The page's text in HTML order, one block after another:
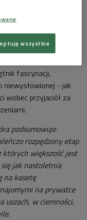
i odwagą
album to
fascynacji,
niewysłowionej - jak
wobec przyjaciół za
podsumowuje
rozpędzony etap
których większość jest
się jak nastoletnia
na kasetę
na prywatce
uszach, w ciemności,
wszystkie